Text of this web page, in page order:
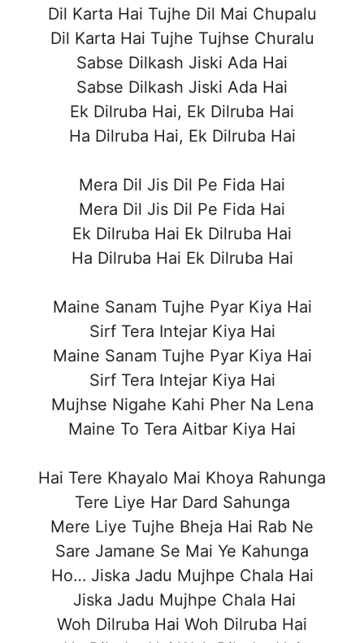
Dil Karta Hai Tujhe Dil Mai Chupalu
Dil Karta Hai Tujhe Tujhse Churalu
Sabse Dilkash Jiski Ada Hai
Sabse Dilkash Jiski Ada Hai
Ek Dilruba Hai, Ek Dilruba Hai
Ha Dilruba Hai, Ek Dilruba Hai
Mera Dil Jis Dil Pe Fida Hai
Mera Dil Jis Dil Pe Fida Hai
Ek Dilruba Hai Ek Dilruba Hai
Ha Dilruba Hai Ek Dilruba Hai
Maine Sanam Tujhe Pyar Kiya Hai
Sirf Tera Intejar Kiya Hai
Maine Sanam Tujhe Pyar Kiya Hai
Sirf Tera Intejar Kiya Hai
Mujhse Nigahe Kahi Pher Na Lena
Maine To Tera Aitbar Kiya Hai
Hai Tere Khayalo Mai Khoya Rahunga
Tere Liye Har Dard Sahunga
Mere Liye Tujhe Bheja Hai Rab Ne
Sare Jamane Se Mai Ye Kahunga
Ho… Jiska Jadu Mujhpe Chala Hai
Jiska Jadu Mujhpe Chala Hai
Woh Dilruba Hai Woh Dilruba Hai